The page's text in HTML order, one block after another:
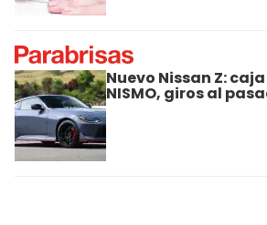
Nuevo Nissan Z:
NISMO, giros al